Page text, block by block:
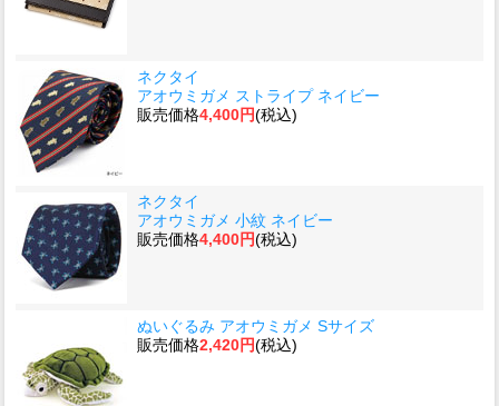
ネクタイ
アオウミガメ ストライプ ネイビー
販売価格4,400円(税込)
ネクタイ
アオウミガメ 小紋 ネイビー
販売価格4,400円(税込)
ぬいぐるみ アオウミガメ Sサイズ
販売価格2,420円(税込)